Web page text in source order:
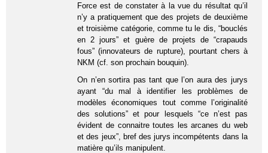
Force est de constater à la vue du résultat qu’il
n’y a pratiquement que des projets de deuxième
et troisième catégorie, comme tu le dis, “bouclés
en 2 jours” et guère de projets de “crapauds
fous” (innovateurs de rupture), pourtant chers à
NKM (cf. son prochain bouquin).
On n’en sortira pas tant que l’on aura des jurys
ayant “du mal à identifier les problèmes de
modèles économiques tout comme l’originalité
des solutions” et pour lesquels “ce n’est pas
évident de connaitre toutes les arcanes du web
et des jeux”, bref des jurys incompétents dans la
matière qu’ils manipulent.